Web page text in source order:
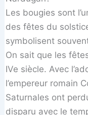
Les bougies sont
des fêtes du
symbolisent
On sait que les
IVe siècle. Avec
l’empereur romain
Saturnales ont
disparu avec le